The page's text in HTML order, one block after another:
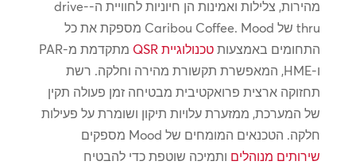
מהירות, צלילות ואמינות הן חיוניות לחוויית ה-drive-
thru של Caribou Coffee. Mood מספקת את כל
התחומים באמצעות טכנולוגיית QSR
מתקדמת מ-PAR
ו-HME, המאפשרת תקשורת מהירה וחלקה. רשת
תחזוקה ארצית פרואקטיבית מבטיחה זמן פעולה תקין
של המערכת, ממזערת עלויות תיקון ושומרת על פעילות
חלקה. הטכנאים המומחים של Mood מספקים
שירותים מנוהלים ותמיכה שוטפת כדי להבטיח